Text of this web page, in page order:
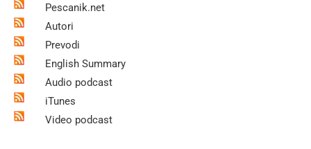
Pescanik.net
Autori
Prevodi
English Summary
Audio podcast
iTunes
Video podcast